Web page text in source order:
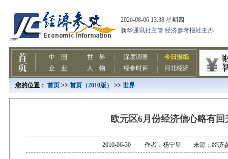
您的位置： 首页 >> 首页（2010版） >> 世界
欧元区6月份经济信心略有回
2010-06-30 作者：杨宁昱 来源：经济